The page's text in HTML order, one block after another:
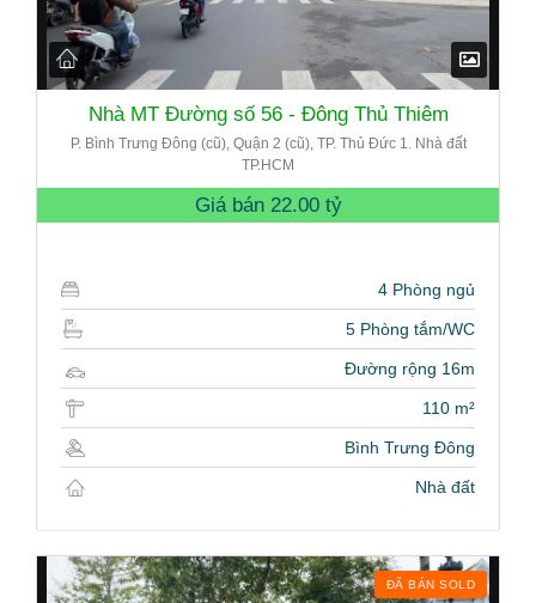
Nhà MT Đường số 56 - Đông Thủ Thiêm
P. Bình Trưng Đông (cũ), Quận 2 (cũ), TP. Thủ Đức 1. Nhà đất
TP.HCM
Giá bán 22.00 tỷ
4 Phòng ngủ
5 Phòng tắm/WC
Đường rộng 16m
110 m²
Bình Trưng Đông
Nhà đất
ĐÃ BÁN SOLD